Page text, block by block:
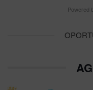
Powered